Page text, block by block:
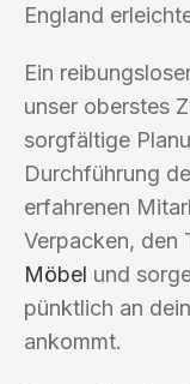
England
Ein
unser oberstes
sorgfältige
Durchführung
erfahrenen
Verpacken, den
Möbel und
pünktlich an
ankommt.